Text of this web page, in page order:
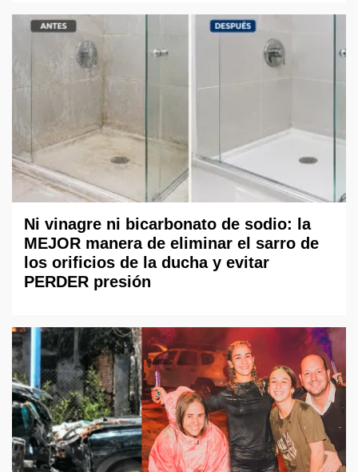
Ni vinagre ni bicarbonato de sodio: la
MEJOR manera de eliminar el sarro de
los orificios de la ducha y evitar
PERDER presión